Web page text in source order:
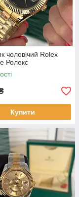
чоловічий Rolex
Ролекс
Купити